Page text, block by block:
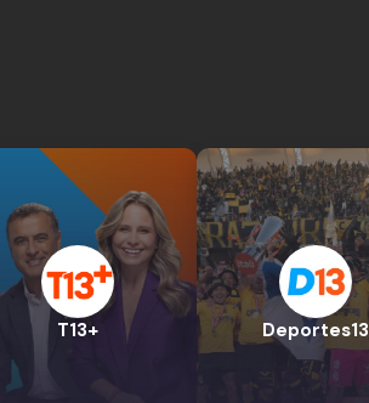
T13+ Deportes13